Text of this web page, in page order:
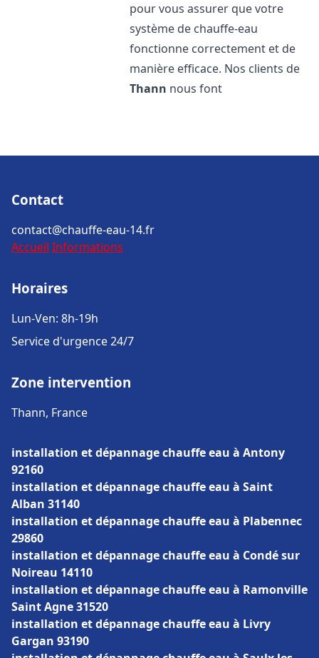
pour vous assurer que votre
système de chauffe-eau
fonctionne correctement et de
manière efficace. Nos clients de
Thann nous font
Contact
contact@chauffe-eau-14.fr
Accueil Informations
Horaires
Lun-Ven: 8h-19h
Service d'urgence 24/7
Zone intervention
Thann, France
installation et dépannage chauffe eau à Antony
92160
installation et dépannage chauffe eau à Saint
Alban 31140
installation et dépannage chauffe eau à Plabennec
29860
installation et dépannage chauffe eau à Condé sur
Noireau 14110
installation et dépannage chauffe eau à Ramonville
Saint Agne 31520
installation et dépannage chauffe eau à Livry
Gargan 93190